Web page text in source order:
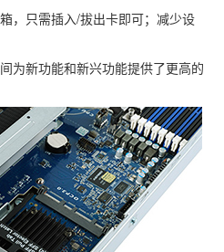
，只需插入/拔出卡即可；减少设
为新功能和新兴功能提供了更高的